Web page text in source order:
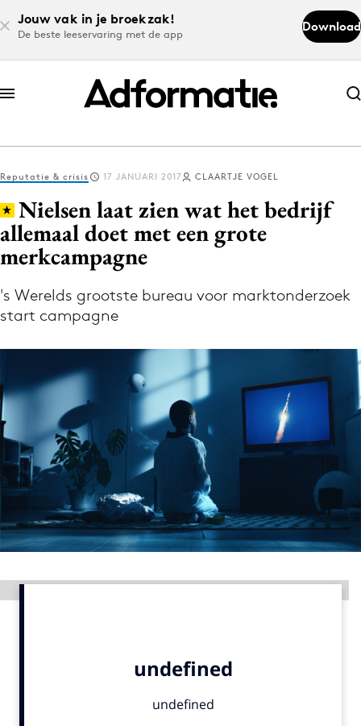
Jouw vak in je broekzak!
De beste leeservaring met de app
Download
Abonneer nu
Abonneer nu
Log in
Download de app
Volg het laatste nieuws via de Adformatie
Nieuws app
Menu
Home
9 sept: GenAI-training
12 nov: MarketingLive!
Adverteren
Events
Opleidingen
Vacatures
Reputatie & crisis 17 JANUARI 2017 CLAARTJE VOGEL
Nielsen laat zien wat het bedrijf
allemaal doet met een grote
merkcampagne
's Werelds grootste bureau voor marktonderzoek
start campagne